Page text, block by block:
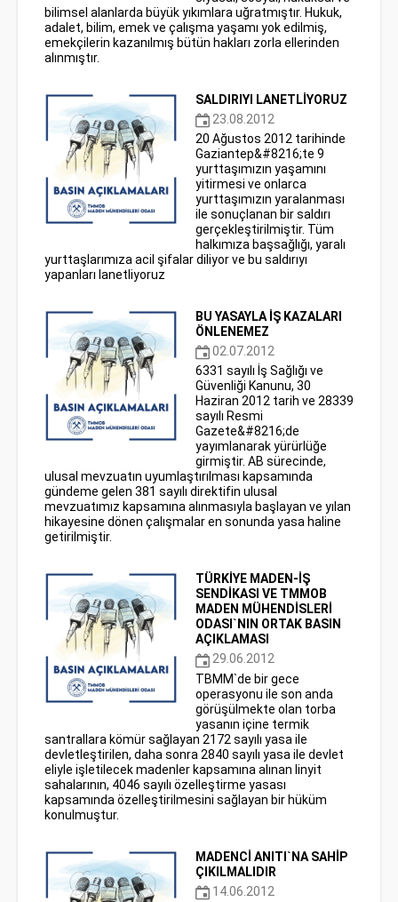
bilimsel alanlarda büyük yıkımlara uğratmıştır. Hukuk,
adalet, bilim, emek ve çalışma yaşamı yok edilmiş,
emekçilerin kazanılmış bütün hakları zorla ellerinden
alınmıştır.
SALDIRIYI LANETLİYORUZ
23.08.2012
20 Ağustos 2012 tarihinde
Gaziantep&#8216;te 9
yurttaşımızın yaşamını
yitirmesi ve onlarca
yurttaşımızın yaralanması
ile sonuçlanan bir saldırı
gerçekleştirilmiştir. Tüm
halkımıza başsağlığı, yaralı
yurttaşlarımıza acil şifalar diliyor ve bu saldırıyı
yapanları lanetliyoruz
BU YASAYLA İŞ KAZALARI
ÖNLENEMEZ
02.07.2012
6331 sayılı İş Sağlığı ve
Güvenliği Kanunu, 30
Haziran 2012 tarih ve 28339
sayılı Resmi
Gazete&#8216;de
yayımlanarak yürürlüğe
girmiştir. AB sürecinde,
ulusal mevzuatın uyumlaştırılması kapsamında
gündeme gelen 381 sayılı direktifin ulusal
mevzuatımız kapsamına alınmasıyla başlayan ve yılan
hikayesine dönen çalışmalar en sonunda yasa haline
getirilmiştir.
TÜRKİYE MADEN-İŞ
SENDİKASI VE TMMOB
MADEN MÜHENDİSLERİ
ODASI`NIN ORTAK BASIN
AÇIKLAMASI
29.06.2012
TBMM`de bir gece
operasyonu ile son anda
görüşülmekte olan torba
yasanın içine termik
santrallara kömür sağlayan 2172 sayılı yasa ile
devletleştirilen, daha sonra 2840 sayılı yasa ile devlet
eliyle işletilecek madenler kapsamına alınan linyit
sahalarının, 4046 sayılı özelleştirme yasası
kapsamında özelleştirilmesini sağlayan bir hüküm
konulmuştur.
MADENCİ ANITI`NA SAHİP
ÇIKILMALIDIR
14.06.2012